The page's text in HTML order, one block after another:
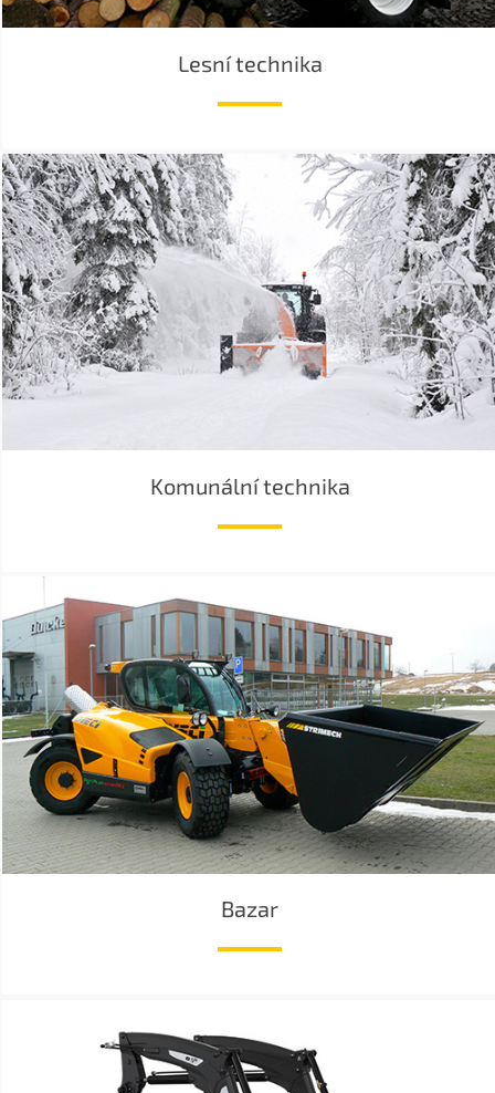
Lesní technika
Komunální technika
Bazar